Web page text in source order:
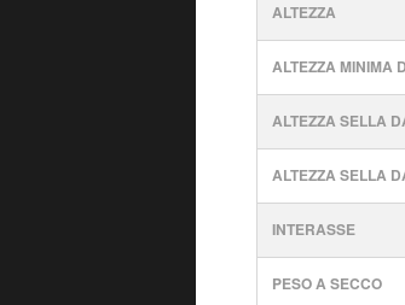
ALTEZZA
ALTEZZA MINIMA
ALTEZZA SELLA
ALTEZZA SELLA
INTERASSE
PESO A SECCO